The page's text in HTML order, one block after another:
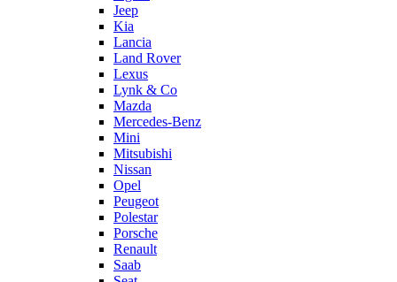
Jeep
Kia
Lancia
Land Rover
Lexus
Lynk & Co
Mazda
Mercedes-Benz
Mini
Mitsubishi
Nissan
Opel
Peugeot
Polestar
Porsche
Renault
Saab